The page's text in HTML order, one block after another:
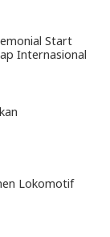
Start
Internasional
Lokomotif